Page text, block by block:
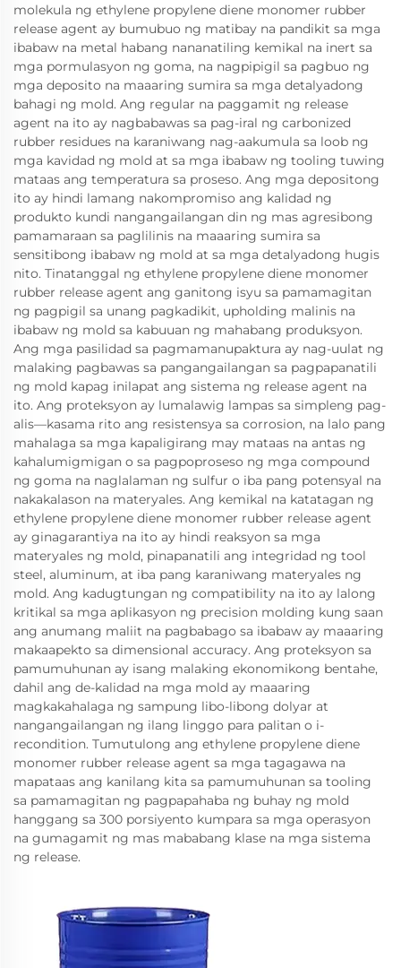
molekula ng ethylene propylene diene monomer rubber
release agent ay bumubuo ng matibay na pandikit sa mga
ibabaw na metal habang nananatiling kemikal na inert sa
mga pormulasyon ng goma, na nagpipigil sa pagbuo ng
mga deposito na maaaring sumira sa mga detalyadong
bahagi ng mold. Ang regular na paggamit ng release
agent na ito ay nagbabawas sa pag-iral ng carbonized
rubber residues na karaniwang nag-aakumula sa loob ng
mga kavidad ng mold at sa mga ibabaw ng tooling tuwing
mataas ang temperatura sa proseso. Ang mga depositong
ito ay hindi lamang nakompromiso ang kalidad ng
produkto kundi nangangailangan din ng mas agresibong
pamamaraan sa paglilinis na maaaring sumira sa
sensitibong ibabaw ng mold at sa mga detalyadong hugis
nito. Tinatanggal ng ethylene propylene diene monomer
rubber release agent ang ganitong isyu sa pamamagitan
ng pagpigil sa unang pagkadikit, upholding malinis na
ibabaw ng mold sa kabuuan ng mahabang produksyon.
Ang mga pasilidad sa pagmamanupaktura ay nag-uulat ng
malaking pagbawas sa pangangailangan sa pagpapanatili
ng mold kapag inilapat ang sistema ng release agent na
ito. Ang proteksyon ay lumalawig lampas sa simpleng pag-
alis—kasama rito ang resistensya sa corrosion, na lalo pang
mahalaga sa mga kapaligirang may mataas na antas ng
kahalumigmigan o sa pagpoproseso ng mga compound
ng goma na naglalaman ng sulfur o iba pang potensyal na
nakakalason na materyales. Ang kemikal na katatagan ng
ethylene propylene diene monomer rubber release agent
ay ginagarantiya na ito ay hindi reaksyon sa mga
materyales ng mold, pinapanatili ang integridad ng tool
steel, aluminum, at iba pang karaniwang materyales ng
mold. Ang kadugtungan ng compatibility na ito ay lalong
kritikal sa mga aplikasyon ng precision molding kung saan
ang anumang maliit na pagbabago sa ibabaw ay maaaring
makaapekto sa dimensional accuracy. Ang proteksyon sa
pamumuhunan ay isang malaking ekonomikong bentahe,
dahil ang de-kalidad na mga mold ay maaaring
magkakahalaga ng sampung libo-libong dolyar at
nangangailangan ng ilang linggo para palitan o i-
recondition. Tumutulong ang ethylene propylene diene
monomer rubber release agent sa mga tagagawa na
mapataas ang kanilang kita sa pamumuhunan sa tooling
sa pamamagitan ng pagpapahaba ng buhay ng mold
hanggang sa 300 porsiyento kumpara sa mga operasyon
na gumagamit ng mas mababang klase na mga sistema
ng release.